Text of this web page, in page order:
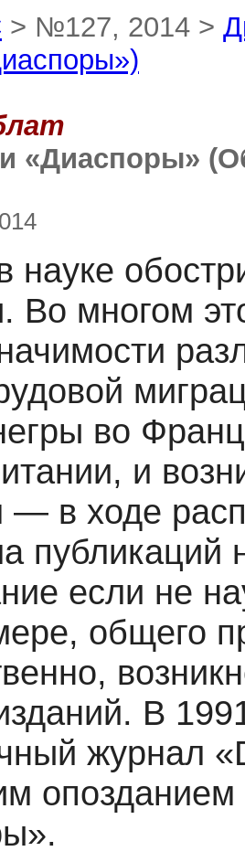
> №127, 2014 >
«Диаспоры»
науке
Во многом
во
и
— в ходе
публикаций
если не
общего
В
журнал
опозданием